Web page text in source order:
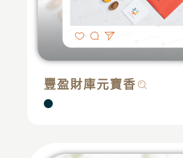
豐盈財庫元寶香